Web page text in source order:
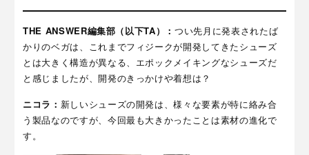
THE ANSWER編集部（以下TA）：つい先月に発表されたば
かりのベガは、これまでフィジークが開発してきたシューズ
とは大きく構造が異なる、エポックメイキングなシューズだ
と感じましたが、開発のきっかけや着想は？
ニコラ： 新しいシューズの開発は、様々な要素が特に絡み合
う製品なのですが、今回最も大きかったことは素材の進化で
す。